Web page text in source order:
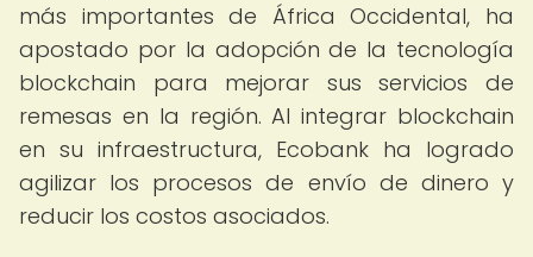
más importantes de África Occidental, ha
apostado por la adopción de la tecnología
blockchain para mejorar sus servicios de
remesas en la región. Al integrar blockchain
en su infraestructura, Ecobank ha logrado
agilizar los procesos de envío de dinero y
reducir los costos asociados.